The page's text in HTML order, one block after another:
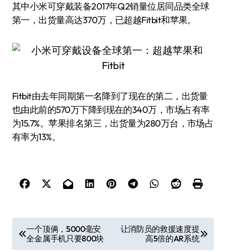
其中小米可穿戴装备2017年Q2销量位居同品类全球
第一，出货量高达370万，已超越Fitbit和苹果。
Fitbit由去年同期第一名降到了现在的第二，出货量
也由此前的570万下降到现在的340万，市场占有率
为15.7%。苹果排名第三，出货量为280万台，市场占
有率为13%。
章
一个顶俩，5000毫安
全金属手机只要800块
让消防员的救援速度提
高5倍的AR系统